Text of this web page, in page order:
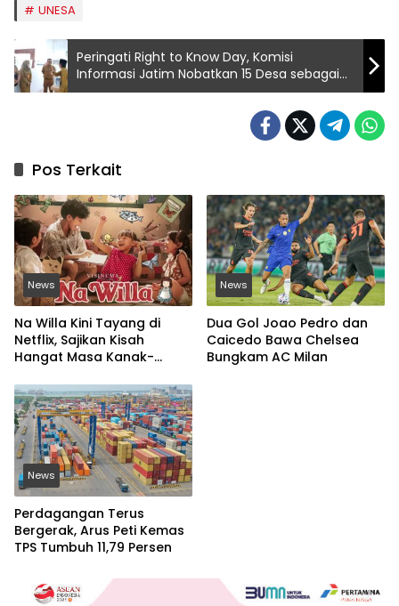
UNESA
Peringati Right to Know Day, Komisi
Informasi Jatim Nobatkan 15 Desa sebagai
‘Desa Terang’
Pos Terkait
News
Na Willa Kini Tayang di
Netflix, Sajikan Kisah
Hangat Masa Kanak-
News
Dua Gol Joao Pedro dan
Caicedo Bawa Chelsea
Bungkam AC Milan
News
Perdagangan Terus
Bergerak, Arus Peti Kemas
TPS Tumbuh 11,79 Persen